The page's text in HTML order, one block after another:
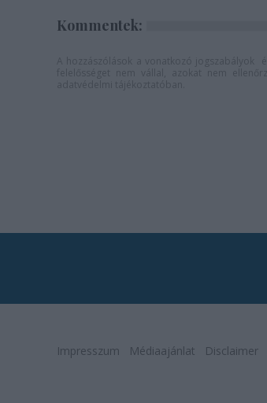
Kommentek:
Impresszum Médiaajánlat Disclaimer